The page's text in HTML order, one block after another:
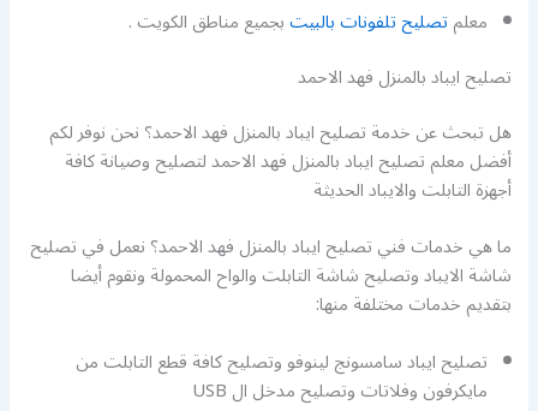
معلمتصليح تلفونات بالبيتبجميع مناطق الكويت .
تصليح ايباد بالمنزل فهد الاحمد
هل تبحث عن خدمة تصليح ايباد بالمنزل فهد الاحمد؟ نحن نوفر لكم
أفضل معلم تصليح ايباد بالمنزل فهد الاحمد لتصليح وصيانة كافة
أجهزة التابلت والايباد الحديثة
ما هي خدمات فني تصليح ايباد بالمنزل فهد الاحمد؟ نعمل في تصليح
شاشة الايباد وتصليح شاشة التابلت والواح المحمولة ونقوم أيضا
بتقديم خدمات مختلفة منها:
تصليح ايباد سامسونج لينوفو وتصليح كافة قطع التابلت من
مايكرفون وفلاتات وتصليح مدخل ال USB